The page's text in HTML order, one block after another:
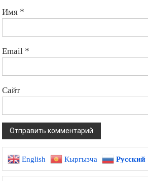
Имя *
Email *
Сайт
English Кыргызча Русский